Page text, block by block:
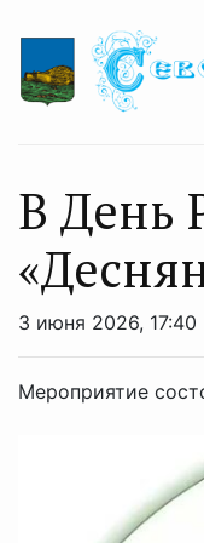
В День
3 июня 2026, 17:40 |
Мероприятие